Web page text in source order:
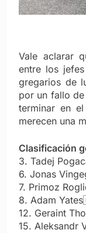
Vale aclarar
entre los
gregarios de
por un fallo
terminar en
merecen una
Clasificación
3. Tadej
6. Jonas
7. Primoz
8. Adam Yates
12. Geraint
15. Aleksandr